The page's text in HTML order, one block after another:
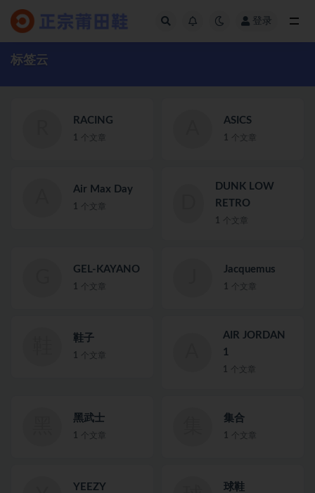
登录
标签云
RACING
1 个文章
ASICS
1 个文章
Air Max Day
1 个文章
DUNK LOW
RETRO
1 个文章
GEL-KAYANO
1 个文章
Jacquemus
1 个文章
鞋子
1 个文章
AIR JORDAN
1
1 个文章
黑武士
1 个文章
集合
1 个文章
YEEZY 球鞋